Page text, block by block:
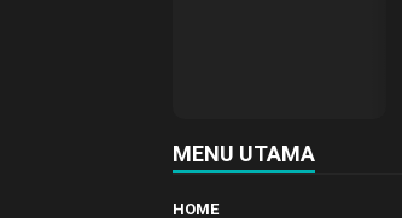
MENU UTAMA
HOME